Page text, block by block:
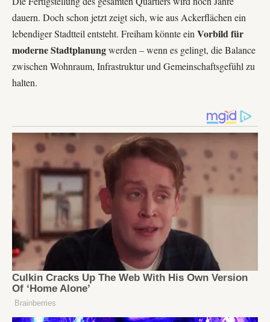
dauern. Doch schon jetzt zeigt sich, wie aus Ackerflächen ein
lebendiger Stadtteil entsteht. Freiham könnte ein Vorbild für
moderne Stadtplanungwerden – wenn es gelingt, die Balance
zwischen Wohnraum, Infrastruktur und Gemeinschaftsgefühl zu
halten.